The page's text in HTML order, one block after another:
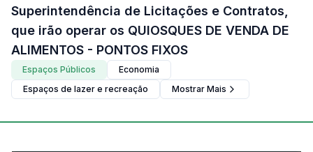
Superintendência de Licitações e Contratos,
que irão operar os QUIOSQUES DE VENDA DE
ALIMENTOS - PONTOS FIXOS
Espaços Públicos
Economia
Espaços de lazer e recreação
Mostrar Mais